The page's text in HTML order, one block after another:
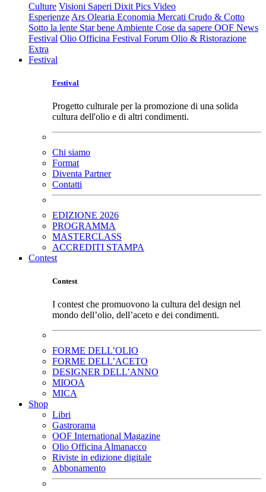
Culture Visioni Saperi Dixit Pics Video
Esperienze Ars Olearia Economia Mercati Crudo & Cotto
Sotto la lente Star bene Ambiente Cose da sapere OOF News
Festival Olio Officina Festival Forum Olio & Ristorazione
Extra
Festival
Festival
Progetto culturale per la promozione di una solida
cultura dell'olio e di altri condimenti.
Chi siamo
Format
Diventa Partner
Contatti
EDIZIONE 2026
PROGRAMMA
MASTERCLASS
ACCREDITI STAMPA
Contest
Contest
I contest che promuovono la cultura del design nel
mondo dell’olio, dell’aceto e dei condimenti.
FORME DELL’OLIO
FORME DELL’ACETO
DESIGNER DELL’ANNO
MIOOA
MICA
Shop
Libri
Gastrorama
OOF International Magazine
Olio Officina Almanacco
Riviste in edizione digitale
Abbonamento